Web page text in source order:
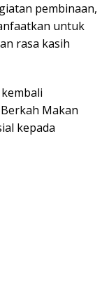
pembinaan,
untuk
rasa kasih
Makan
kepada